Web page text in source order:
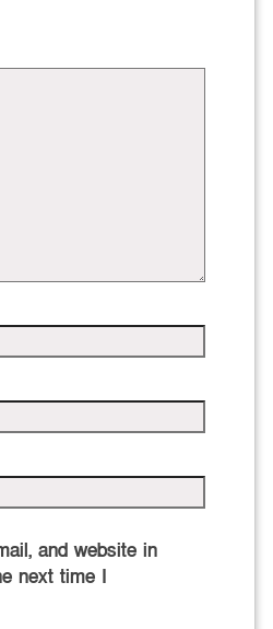
and website in
next time I